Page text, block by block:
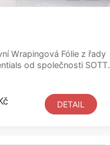
WrapEssentials od společnosti SOTT.
DETAIL